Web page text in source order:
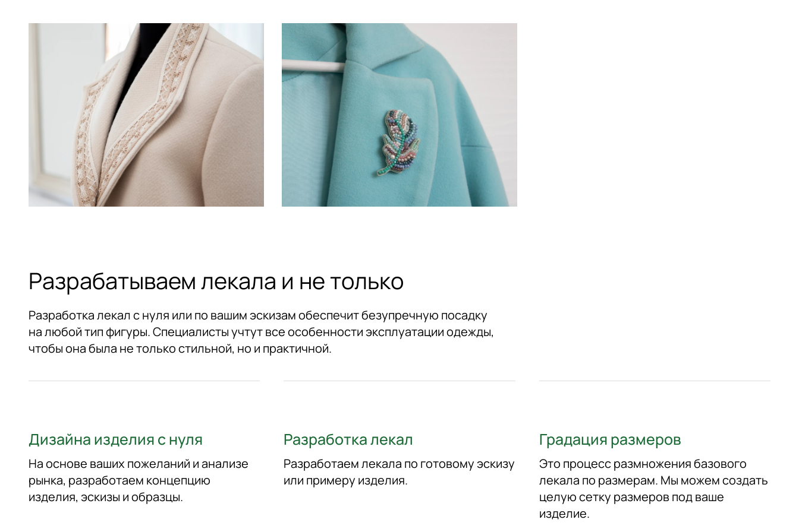
Разрабатываем лекала и не только
Разработка лекал с нуля или по вашим эскизам обеспечит безупречную посадку
на любой тип фигуры. Специалисты учтут все особенности эксплуатации одежды,
чтобы она была не только стильной, но и практичной.
Дизайна изделия с нуля
На основе ваших пожеланий и анализе
рынка, разработаем концепцию
изделия, эскизы и образцы.
Разработка лекал
Разработаем лекала по готовому эскизу
или примеру изделия.
Градация размеров
Это процесс размножения базового
лекала по размерам. Мы можем создать
целую сетку размеров под ваше
изделие.